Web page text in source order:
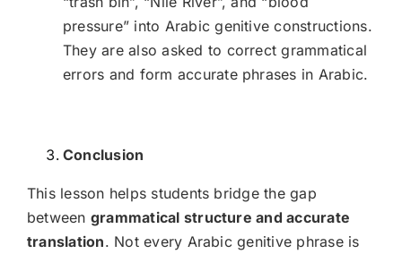
pressure” into Arabic genitive constructions.
They are also asked to correct grammatical
errors and form accurate phrases in Arabic.
Conclusion
This lesson helps students bridge the gap
between grammatical structure and accurate
translation. Not every Arabic genitive phrase is